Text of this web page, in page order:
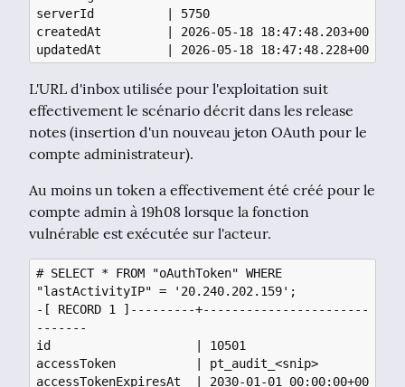
serverId          | 5750
createdAt         | 2026-05-18 18:47:48.203+00
L'URL d'inbox utilisée pour l'exploitation suit
effectivement le scénario décrit dans les release
notes (insertion d'un nouveau jeton OAuth pour le
compte administrateur).
Au moins un token a effectivement été créé pour le
compte admin à 19h08 lorsque la fonction
vulnérable est exécutée sur l'acteur.
# SELECT * FROM "oAuthToken" WHERE
"lastActivityIP" = '20.240.202.159';
-[ RECORD 1 ]---------+-----------------------
-------
id                    | 10501
accessToken           | pt_audit_<snip>
accessTokenExpiresAt  | 2030-01-01 00:00:00+00